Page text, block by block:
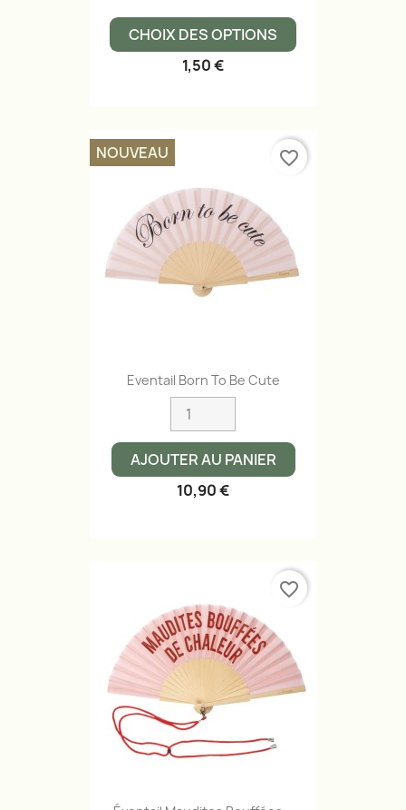
CHOIX DES OPTIONS
1,50 €
Eventail Born To Be Cute
AJOUTER AU PANIER
10,90 €
NOUVEAU favorite_border
favorite_border